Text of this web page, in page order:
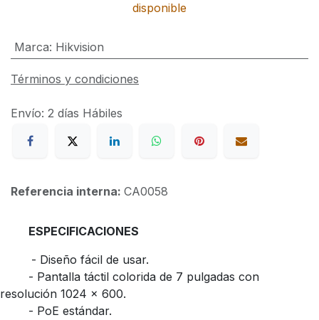
disponible
Marca: Hikvision
Términos y condiciones
Envío: 2 días Hábiles
Referencia interna: CA0058
​ESPECIFICACIONES
​- Diseño fácil de usar.
​- Pantalla táctil colorida de 7 pulgadas con
resolución 1024 × 600.
​- PoE estándar.